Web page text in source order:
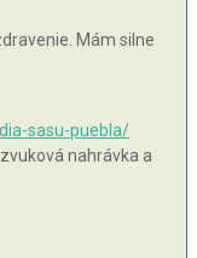
Mám silne
sasu-puebla/
nahrávka a